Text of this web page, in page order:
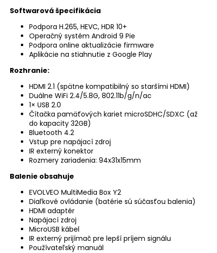
Softwarová špecifikácia
Podpora H.265, HEVC, HDR 10+
Operačný systém Android 9 Pie
Podpora online aktualizácie firmware
Aplikácie na stiahnutie z Google Play
Rozhranie:
HDMI 2.1 (spätne kompatibilný so staršími HDMI)
Duálne WiFi 2.4/5.8G, 802.11b/g/n/ac
1× USB 2.0
Čítačka pamäťových kariet microSDHC/SDXC (až
do kapacity 32GB)
Bluetooth 4.2
Vstup pre napájací zdroj
IR externý konektor
Rozmery zariadenia: 94x31x15mm
Balenie obsahuje
EVOLVEO MultiMedia Box Y2
Diaľkové ovládanie (batérie sú súčasťou balenia)
HDMI adaptér
Napájací zdroj
MicroUSB kábel
IR externý prijímač pre lepší príjem signálu
Používateľský manuál